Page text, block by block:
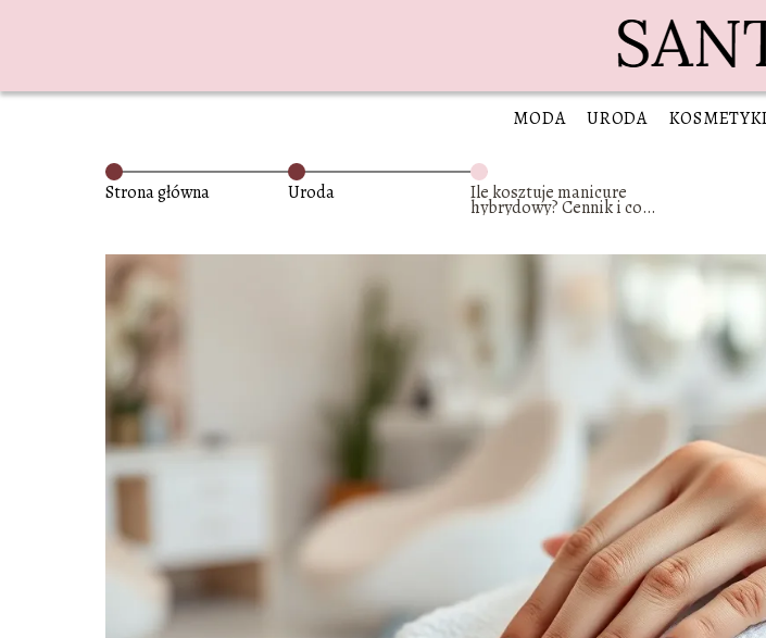
MODA URODA KOSMETYKI
Strona główna Uroda Ile kosztuje manicure
hybrydowy? Cennik i co
wpływa na cenę